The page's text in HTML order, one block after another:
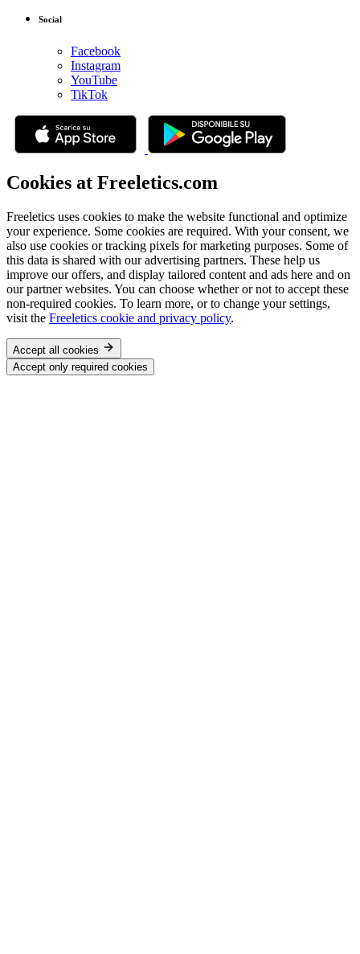
Social
Facebook
Instagram
YouTube
TikTok
Cookies at Freeletics.com
Freeletics uses cookies to make the website functional and optimize
your experience. Some cookies are required. With your consent, we
also use cookies or tracking pixels for marketing purposes. Some of
this data is shared with our advertising partners. These help us
improve our offers, and display tailored content and ads here and on
our partner websites. You can choose whether or not to accept these
non-required cookies. To learn more, or to change your settings,
visit the Freeletics cookie and privacy policy.
Accept all cookies
Accept only required cookies